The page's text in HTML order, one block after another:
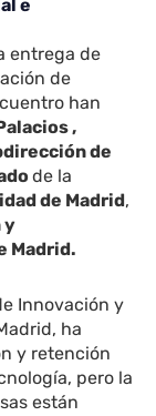
e
entrega de
de
han
,
de
de la
de Madrid,
y
Madrid.
Innovación y
ha
y retención
pero la
están